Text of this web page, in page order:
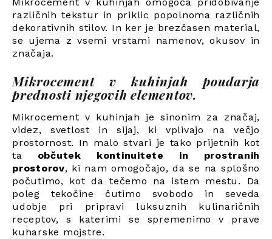
različnih tekstur in priklic popolnoma različnih
dekorativnih stilov. In ker je brezčasen material,
se ujema z vsemi vrstami namenov, okusov in
značaja.
Mikrocement v kuhinjah poudarja
prednosti njegovih elementov.
Mikrocement v kuhinjah je sinonim za značaj,
videz, svetlost in sijaj, ki vplivajo na večjo
prostornost. In malo stvari je tako prijetnih kot
ta občutek kontinuitete in prostranih
prostorov, ki nam omogočajo, da se na splošno
počutimo, kot da tečemo na istem mestu. Da
poleg tekočine čutimo svobodo in seveda
udobje pri pripravi luksuznih kulinaričnih
receptov, s katerimi se spremenimo v prave
kuharske mojstre.